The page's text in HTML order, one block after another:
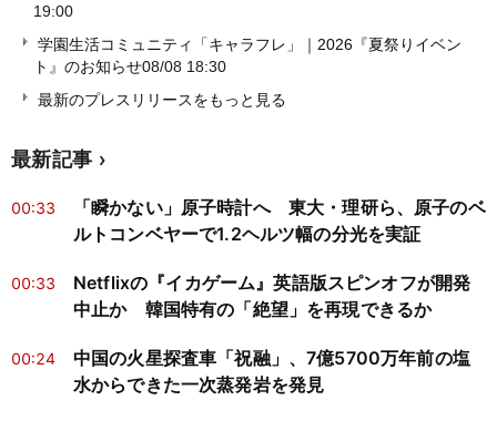
19:00
学園生活コミュニティ「キャラフレ」｜2026『夏祭りイベン
ト』のお知らせ08/08 18:30
最新のプレスリリースをもっと見る
最新記事
00:33
「瞬かない」原子時計へ 東大・理研ら、原子のベ
ルトコンベヤーで1.2ヘルツ幅の分光を実証
00:33
Netflixの『イカゲーム』英語版スピンオフが開発
中止か 韓国特有の「絶望」を再現できるか
00:24
中国の火星探査車「祝融」、7億5700万年前の塩
水からできた一次蒸発岩を発見